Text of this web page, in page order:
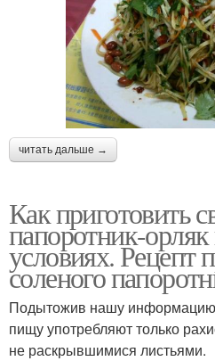
читать дальше →
Как приготовить
папоротник-
условиях. Рецепт
соленого
Подытожив нашу
пищу употребляют только
не раскрывшимися листьями.